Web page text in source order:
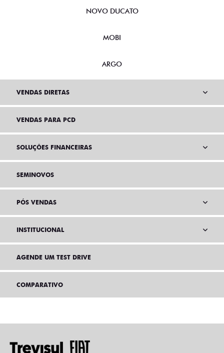
NOVO DUCATO
MOBI
ARGO
VENDAS DIRETAS
VENDAS PARA PCD
SOLUÇÕES FINANCEIRAS
SEMINOVOS
PÓS VENDAS
INSTITUCIONAL
AGENDE UM TEST DRIVE
COMPARATIVO